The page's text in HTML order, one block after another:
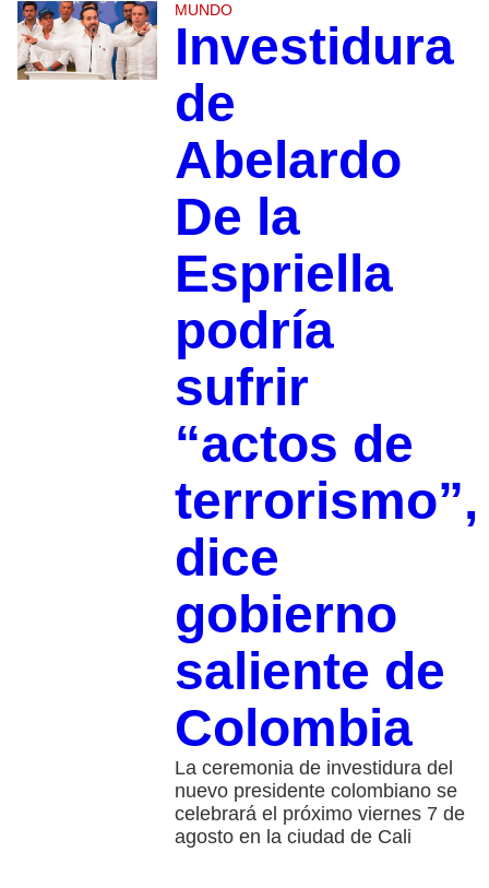
MUNDO
Investidura
de
Abelardo
De la
Espriella
podría
sufrir
“actos de
terrorismo”,
dice
gobierno
saliente de
Colombia
La ceremonia de investidura del
nuevo presidente colombiano se
celebrará el próximo viernes 7 de
agosto en la ciudad de Cali